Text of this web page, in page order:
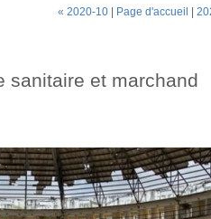
« 2020-10 Page d'accueil
sanitaire et marchand